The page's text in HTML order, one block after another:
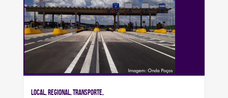
Local, Regional, Transporte,